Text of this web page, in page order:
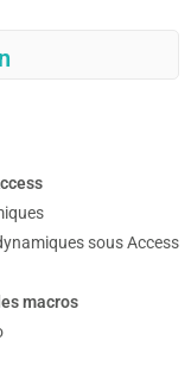
sous Access
macros